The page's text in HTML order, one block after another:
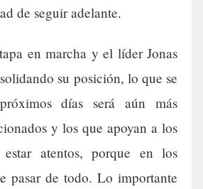
de seguir adelante.
en marcha y el líder Jonas
su posición, lo que se
días será aún más
y los que apoyan a los
estar atentos, porque en los
pasar de todo. Lo importante